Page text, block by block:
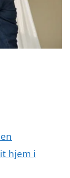
hjem i